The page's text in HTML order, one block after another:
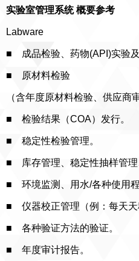
实验室管理系统 概要参考
Labware
■ 成品检验、药物(API)实验及
■ 原材料检验
（含年度原材料检验、供应商
■ 检验结果（COA）发行。
■ 稳定性检验管理。
■ 库存管理、稳定性抽样管理
■ 环境监测、用水/各种使用程
■ 仪器校正管理（例：每天天
■ 各种验证方法的验证。
■ 年度审计报告。